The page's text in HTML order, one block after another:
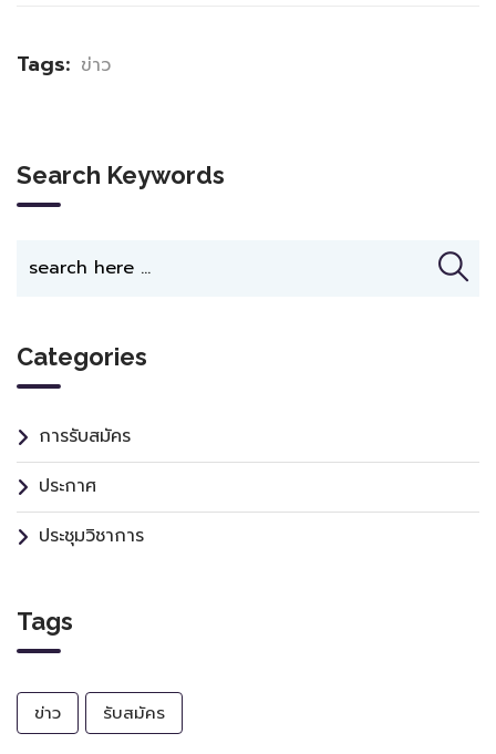
Tags: ข่าว
Search Keywords
Categories
การรับสมัคร
ประกาศ
ประชุมวิชาการ
Tags
ข่าว รับสมัคร